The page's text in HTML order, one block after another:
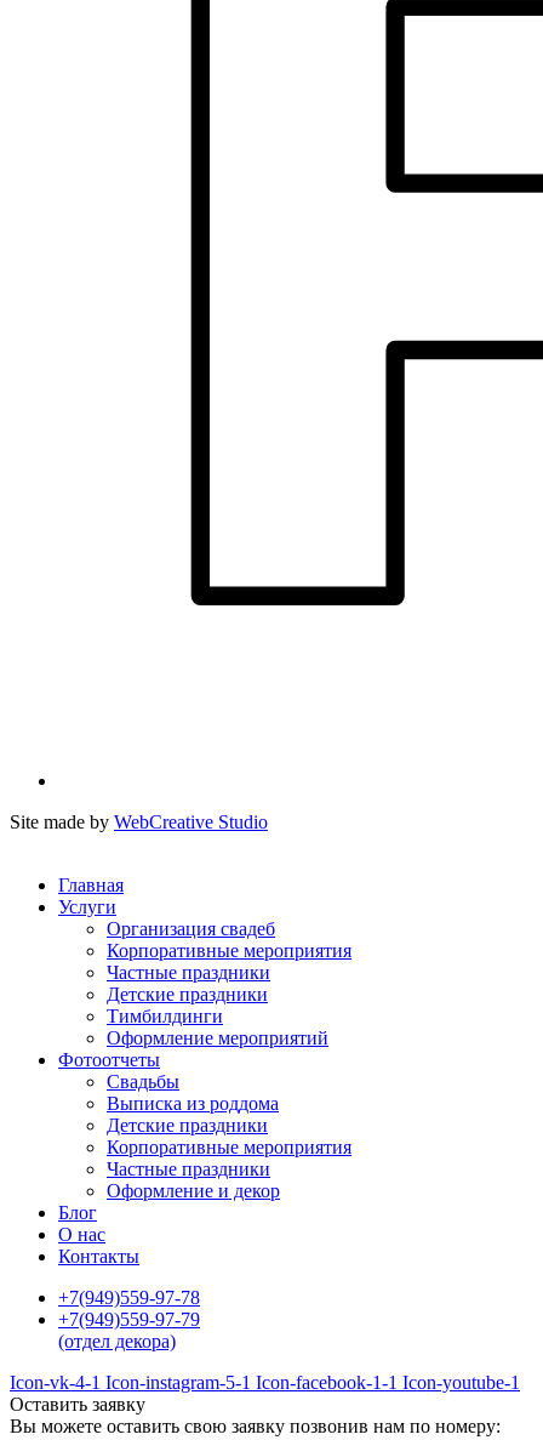
Site made by WebCreative Studio
Главная
Услуги
Организация свадеб
Корпоративные мероприятия
Частные праздники
Детские праздники
Тимбилдинги
Оформление мероприятий
Фотоотчеты
Cвадьбы
Выписка из роддома
Детские праздники
Корпоративные мероприятия
Частные праздники
Оформление и декор
Блог
О нас
Контакты
+7(949)559-97-78
+7(949)559-97-79
(отдел декора)
Icon-vk-4-1 Icon-instagram-5-1 Icon-facebook-1-1 Icon-youtube-1
Оставить заявку
Вы можете оставить свою заявку позвонив нам по номеру: